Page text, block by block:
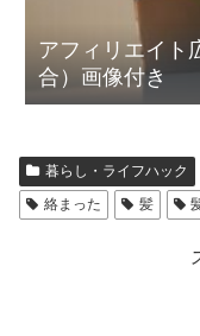
アフィリエイト
合）画像付き
暮らし・ライフハック
絡まった
髪